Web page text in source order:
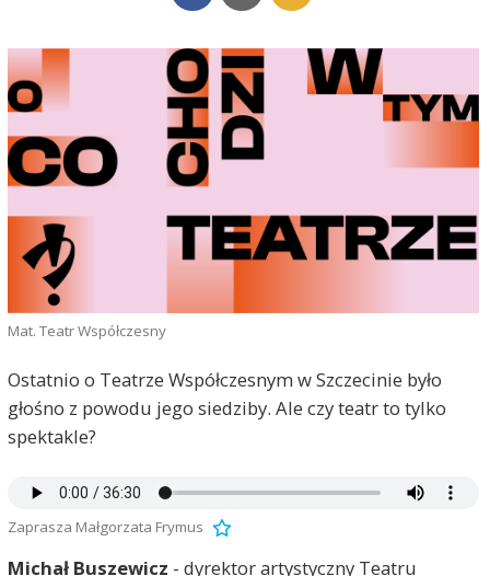
Mat. Teatr Współczesny
Ostatnio o Teatrze Współczesnym w Szczecinie było
głośno z powodu jego siedziby. Ale czy teatr to tylko
spektakle?
Zaprasza Małgorzata Frymus
Michał Buszewicz - dyrektor artystyczny Teatru